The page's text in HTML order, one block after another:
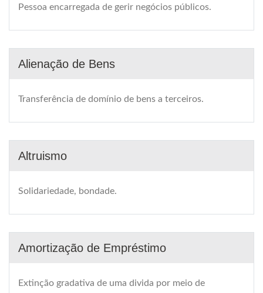
Pessoa encarregada de gerir negócios públicos.
Alienação de Bens
Transferência de domínio de bens a terceiros.
Altruismo
Solidariedade, bondade.
Amortização de Empréstimo
Extinção gradativa de uma divida por meio de